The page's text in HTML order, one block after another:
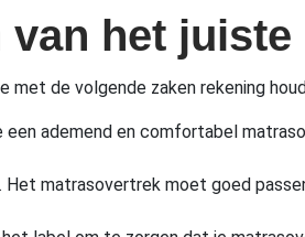
het
met de volgende zaken rekening
een ademend en comfortabel
matrasovertrek moet goed